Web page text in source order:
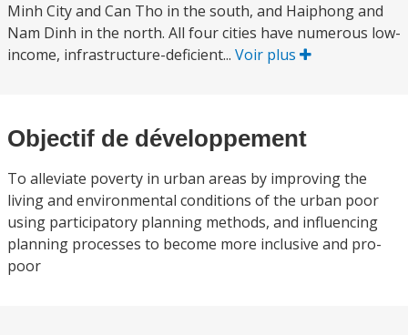
Minh City and Can Tho in the south, and Haiphong and
Nam Dinh in the north. All four cities have numerous low-
income, infrastructure-deficient... Voir plus
Objectif de développement
To alleviate poverty in urban areas by improving the
living and environmental conditions of the urban poor
using participatory planning methods, and influencing
planning processes to become more inclusive and pro-
poor